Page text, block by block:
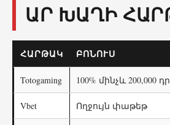
ԱՐ ԽԱՂԻ
ՀԱՐԹԱԿ ԲՈՆՈՒՍ
Totogaming 100% մինչև 200,000
Vbet Ողջույն փաթեթ